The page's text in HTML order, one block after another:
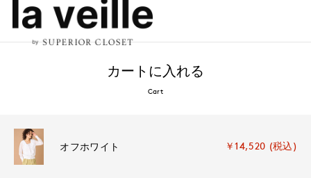
カートに入れる
Cart
オフホワイト ￥14,520 (税込)